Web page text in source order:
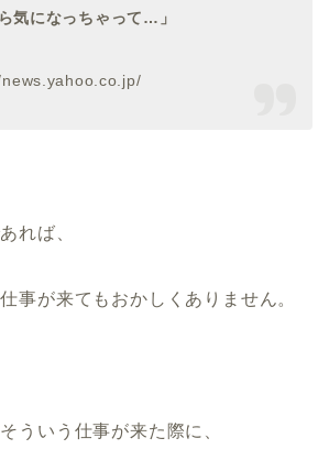
気になっちゃって…」
れば、
事が来てもおかしくありません。
ういう仕事が来た際に、